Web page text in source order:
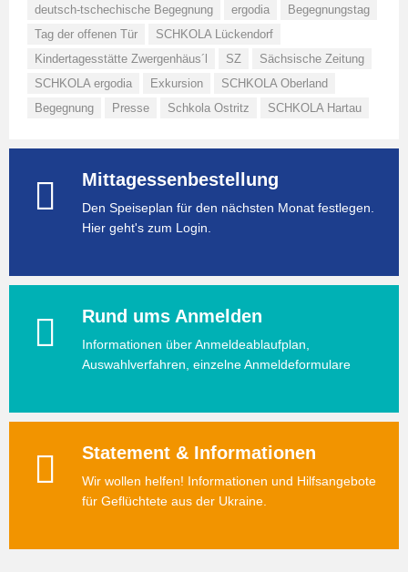
deutsch-tschechische Begegnung
ergodia
Begegnungstag
Tag der offenen Tür
SCHKOLA Lückendorf
Kindertagesstätte Zwergenhäus´l
SZ
Sächsische Zeitung
SCHKOLA ergodia
Exkursion
SCHKOLA Oberland
Begegnung
Presse Schkola Ostritz SCHKOLA Hartau
Mittagessenbestellung
Den Speiseplan für den nächsten Monat festlegen.
Hier geht's zum Login.
Rund ums Anmelden
Informationen über Anmeldeablaufplan,
Auswahlverfahren, einzelne Anmeldeformulare
Statement & Informationen
Wir wollen helfen! Informationen und Hilfsangebote
für Geflüchtete aus der Ukraine.